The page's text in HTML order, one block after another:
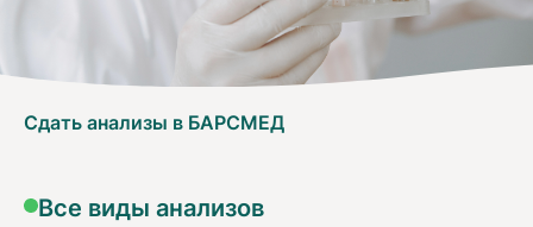
Сдать анализы в БАРСМЕД
Все виды анализов